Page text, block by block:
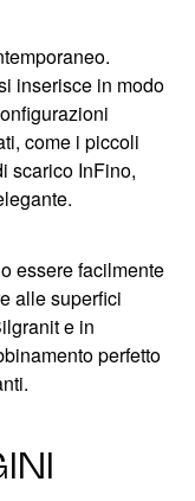
inserisce in modo
come i piccoli
scarico InFino,
essere facilmente
alle superfici
e in
perfetto